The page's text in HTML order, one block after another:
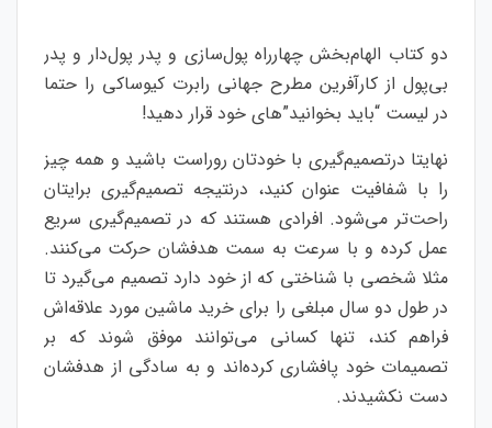
دو کتاب الهام‌بخش چهارراه پول‌سازی و پدر پول‌دار و پدر
بی‌پول از کارآفرین مطرح جهانی رابرت کیوساکی را حتما
در لیست “باید بخوانید”‌های خود قرار دهید!
نهایتا درتصمیم‌گیری با خودتان روراست باشید و همه چیز
را با شفافیت عنوان کنید، درنتیجه تصمیم‌گیری برایتان
راحت‌تر می‌شود. افرادی هستند که در تصمیم‌گیری سریع
عمل کرده و با سرعت به سمت هدفشان حرکت می‌کنند.
مثلا شخصی با شناختی که از خود دارد تصمیم می‌‌گیرد تا
در طول دو سال مبلغی را برای خرید ماشین مورد علاقه‌اش
فراهم کند، تنها کسانی می‌توانند موفق شوند که بر
تصمیمات خود پافشاری کرده‌اند و به سادگی از هدفشان
دست نکشیدند.